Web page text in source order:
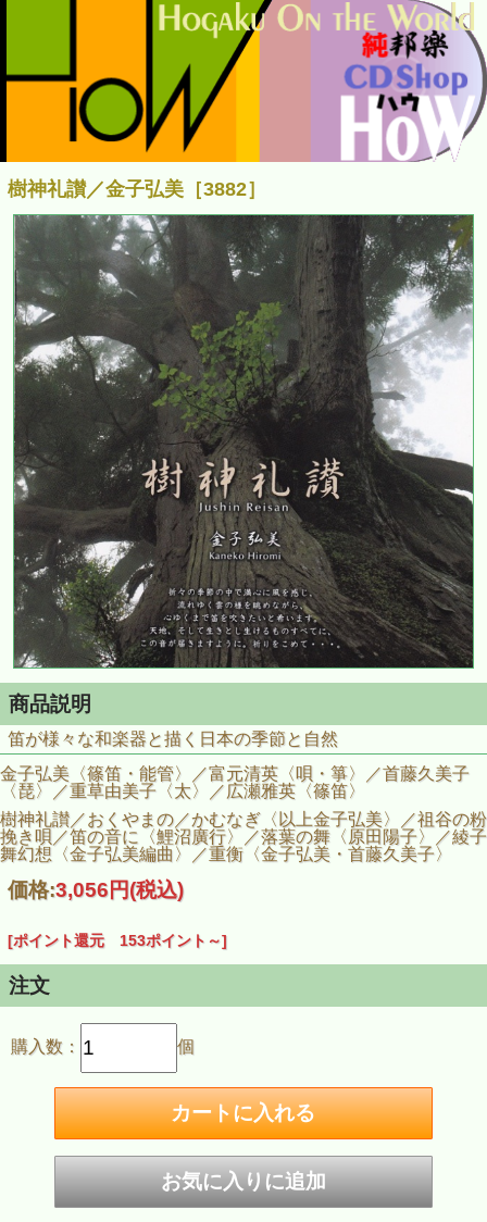
樹神礼讃／金子弘美［3882］
商品説明
笛が様々な和楽器と描く日本の季節と自然
金子弘美〈篠笛・能管〉／富元清英〈唄・箏〉／首藤久美子
〈琵〉／重草由美子〈太〉／広瀬雅英〈篠笛〉
樹神礼讃／おくやまの／かむなぎ〈以上金子弘美〉／祖谷の粉
挽き唄／笛の音に〈鯉沼廣行〉／落葉の舞〈原田陽子〉／綾子
舞幻想〈金子弘美編曲〉／重衡〈金子弘美・首藤久美子〉
価格:3,056円(税込)
[ポイント還元 153ポイント～]
注文
購入数： 個